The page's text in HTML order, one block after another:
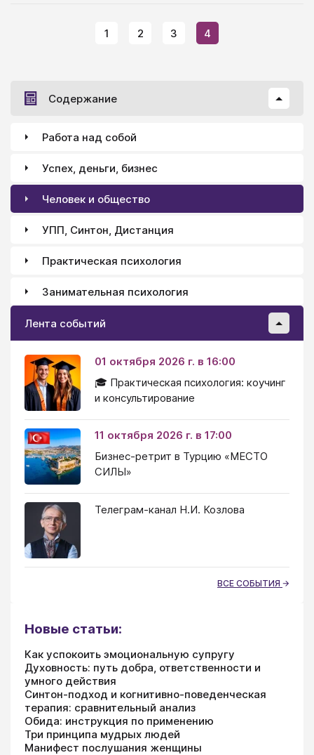
философии XX в. В русской философии в XIX и 1-й
половины XX в. преобладал первый термин, а со 2-й
1 2 3 4
Содержание
Работа над собой
Успех, деньги, бизнес
Человек и общество
УПП, Синтон, Дистанция
Практическая психология
Занимательная психология
Лента событий
01 октября 2026 г. в 16:00
🎓 Практическая психология: коучинг
и консультирование
11 октября 2026 г. в 17:00
Бизнес-ретрит в Турцию «МЕСТО
СИЛЫ»
Телеграм-канал Н.И. Козлова
ВСЕ СОБЫТИЯ
Новые статьи:
Как успокоить эмоциональную супругу
Духовность: путь добра, ответственности и
умного действия
Синтон-подход и когнитивно-поведенческая
терапия: сравнительный анализ
Обида: инструкция по применению
Три принципа мудрых людей
Манифест послушания женщины